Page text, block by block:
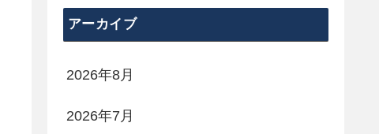
アーカイブ
2026年8月
2026年7月